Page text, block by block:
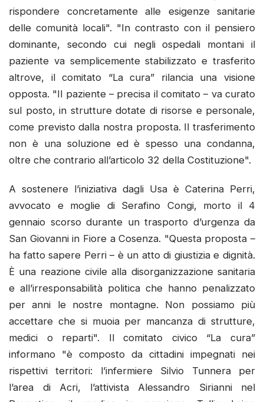
rispondere concretamente alle esigenze sanitarie
delle comunità locali". "In contrasto con il pensiero
dominante, secondo cui negli ospedali montani il
paziente va semplicemente stabilizzato e trasferito
altrove, il comitato “La cura” rilancia una visione
opposta. "Il paziente – precisa il comitato – va curato
sul posto, in strutture dotate di risorse e personale,
come previsto dalla nostra proposta. Il trasferimento
non è una soluzione ed è spesso una condanna,
oltre che contrario all’articolo 32 della Costituzione".
A sostenere l’iniziativa dagli Usa è Caterina Perri,
avvocato e moglie di Serafino Congi, morto il 4
gennaio scorso durante un trasporto d’urgenza da
San Giovanni in Fiore a Cosenza. "Questa proposta –
ha fatto sapere Perri – è un atto di giustizia e dignità.
È una reazione civile alla disorganizzazione sanitaria
e all’irresponsabilità politica che hanno penalizzato
per anni le nostre montagne. Non possiamo più
accettare che si muoia per mancanza di strutture,
medici o reparti". Il comitato civico “La cura”
informano "è composto da cittadini impegnati nei
rispettivi territori: l’infermiere Silvio Tunnera per
l’area di Acri, l’attivista Alessandro Sirianni nel